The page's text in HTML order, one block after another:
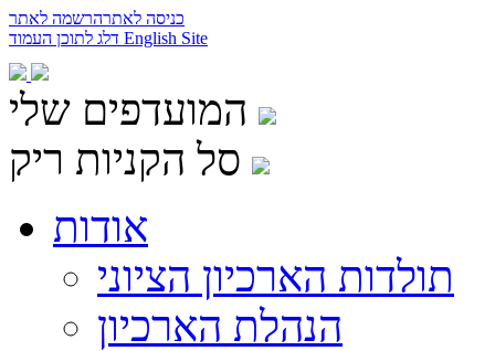
כניסה לאתרהרשמה לאתר
English Site
המועדפים שלי
סל הקניות ריק
אודות
תולדות הארכיון הציוני
הנהלת הארכיון